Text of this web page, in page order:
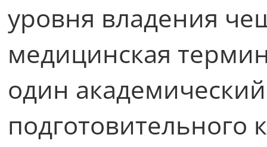
уровня владения
медицинская
один
подготовительного